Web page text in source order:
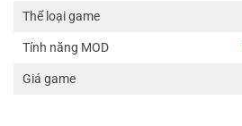
Thể loại game
Tính năng MOD
Giá game